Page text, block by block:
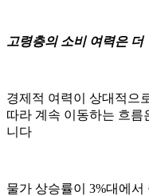
고령층의 소비 여력은
경제적 여력이 상대적으
따라 계속 이동하는 흐름
니다
물가 상승률이 3%대에서